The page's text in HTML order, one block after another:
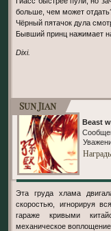
больше, чем может
Чёрный пятачок дула
Бывший принц нажимает
Dixi.
Sun Jian
Beast
Эта груда хлама
скоростью, игнорируя
гараже кривыми
механическое воплощение